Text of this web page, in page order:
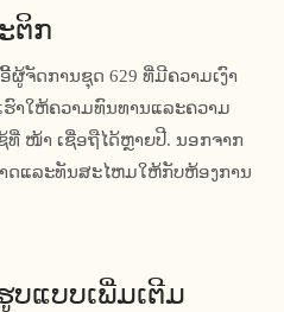
ຕິກ
ຜູ້ຈັດການຊຸດ 629 ທີ່ມີຄວາມເງົາ
າໃຫ້ຄວາມທົນທານແລະຄວາມ
ທີ່ ໜ້າ ເຊື່ອຖືໄດ້ຫຼາຍປີ. ນອກຈາກ
ດແລະທັນສະໄຫມໃຫ້ກັບຫ້ອງການ
ບແບບເພີ່ມເຕີມ